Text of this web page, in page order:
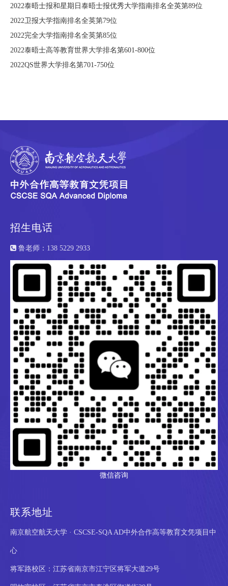
2022泰晤士报和星期日泰晤士报优秀大学指南排名全英第89位
2022卫报大学指南排名全英第79位
2022完全大学指南排名全英第85位
2022泰晤士高等教育世界大学排名第601-800位
2022QS世界大学排名第701-750位
大专毕业生或大学在校生如果继续就读本专业或相关专业，可以转
移学分，插班就读；
研究
MBA课程的申请人除要求本科以上学历，平均分70%以上外，且需
要考GMAT，成绩600分以上，
还需申请人具有至少三年以上的管理类全职工作经验；
英语要求：理工类IELTS 6.0分且单科不低于5.5分
管理类IELTS 6.5分
招生电话
 鲁老师：138 5229 2933
微信咨询
联系地址
南京航空航天大学 · CSCSE-SQA AD中外合作高等教育文凭项目中
心
将军路校区：江苏省南京市江宁区将军大道29号